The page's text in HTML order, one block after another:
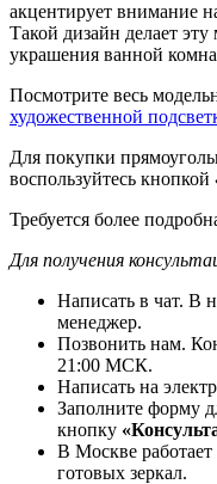
акцентирует внимание
Такой дизайн делает
украшения ванной
Посмотрите весь
художественной
Для покупки
воспользуйтесь кнопкой
Требуется более
Для получения
Написать в чат. В
менеджер.
Позвонить нам.
21:00 МСК.
Написать на
Заполните форму
кнопку
В Москве